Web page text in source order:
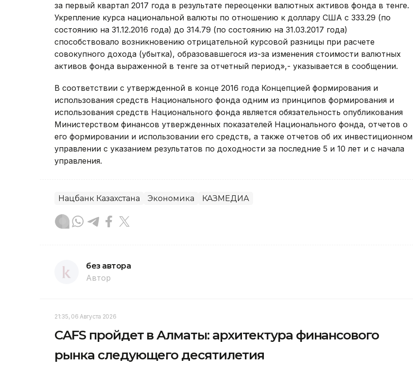
за первый квартал 2017 года в результате переоценки валютных активов фонда в тенге.
Укрепление курса национальной валюты по отношению к доллару США с 333.29 (по
состоянию на 31.12.2016 года) до 314.79 (по состоянию на 31.03.2017 года)
способствовало возникновению отрицательной курсовой разницы при расчете
совокупного дохода (убытка), образовавшегося из-за изменения стоимости валютных
активов фонда выраженной в тенге за отчетный период»,- указывается в сообщении.
В соответствии с утвержденной в конце 2016 года Концепцией формирования и
использования средств Национального фонда одним из принципов формирования и
использования средств Национального фонда является обязательность опубликования
Министерством финансов утвержденных показателей Национального фонда, отчетов о
его формировании и использовании его средств, а также отчетов об их инвестиционном
управлении с указанием результатов по доходности за последние 5 и 10 лет и с начала
управления.
Нацбанк Казахстана Экономика КАЗМЕДИА
без автора
Автор
21:35, 06 Августа 2026
CAFS пройдет в Алматы: архитектура финансового
рынка следующего десятилетия